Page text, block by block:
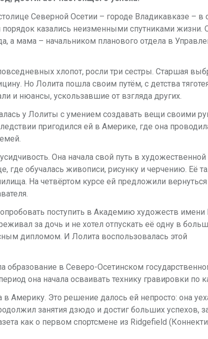
Северной Осетии – городе Владикавказе – в
порядок казались неизменными спутниками жизни.
а мама – начальником планового отдела в
хлопот, росли три сестры. Старшая
Но Лолита пошла своим путём, с детства
и нюансы, ускользавшие от взгляда других.
у Лолиты с умением создавать вещи своими
пригодился ей в Америке, где она
Она начала свой путь в
где обучалась живописи, рисунку и черчению. Её
На четвёртом курсе ей предложили
поступить в Академию художеств имени
за дочь и не хотел отпускать её одну в
дипломом. И Лолита воспользовалась этой
в Северо-Осетинском
она начала осваивать технику гравировки по
Америку. Это решение далось ей непросто: она
занятия дзюдо и достиг больших успехов,
как о первом спортсмене из Ridgefield